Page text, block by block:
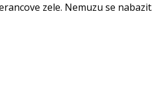
zele. Nemuzu se